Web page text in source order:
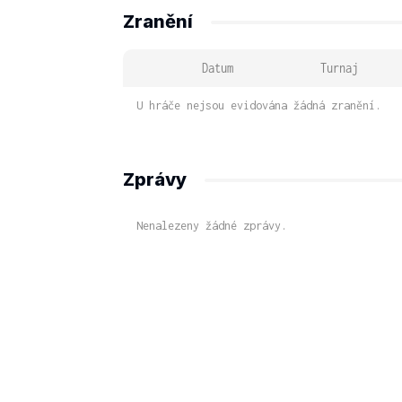
Zranění
Datum Turnaj
U hráče nejsou evidována žádná zranění.
Zprávy
Nenalezeny žádné zprávy.